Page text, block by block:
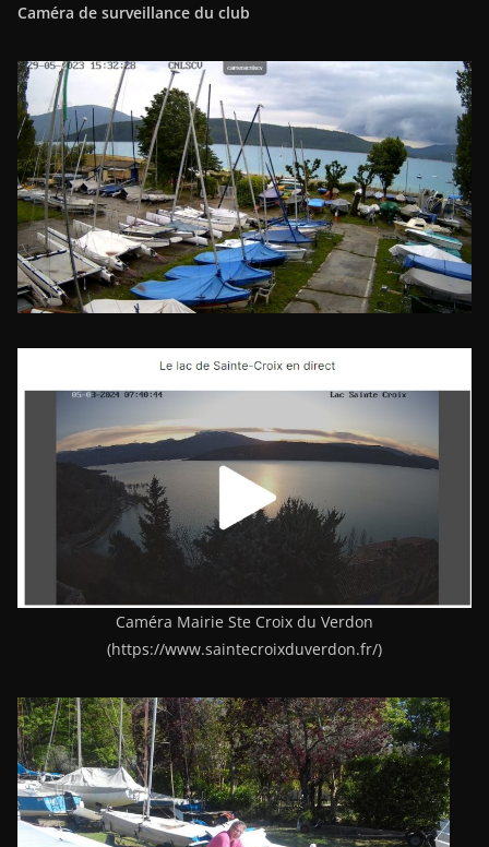
Caméra de surveillance du club
Caméra Mairie Ste Croix du Verdon
(https://www.saintecroixduverdon.fr/)